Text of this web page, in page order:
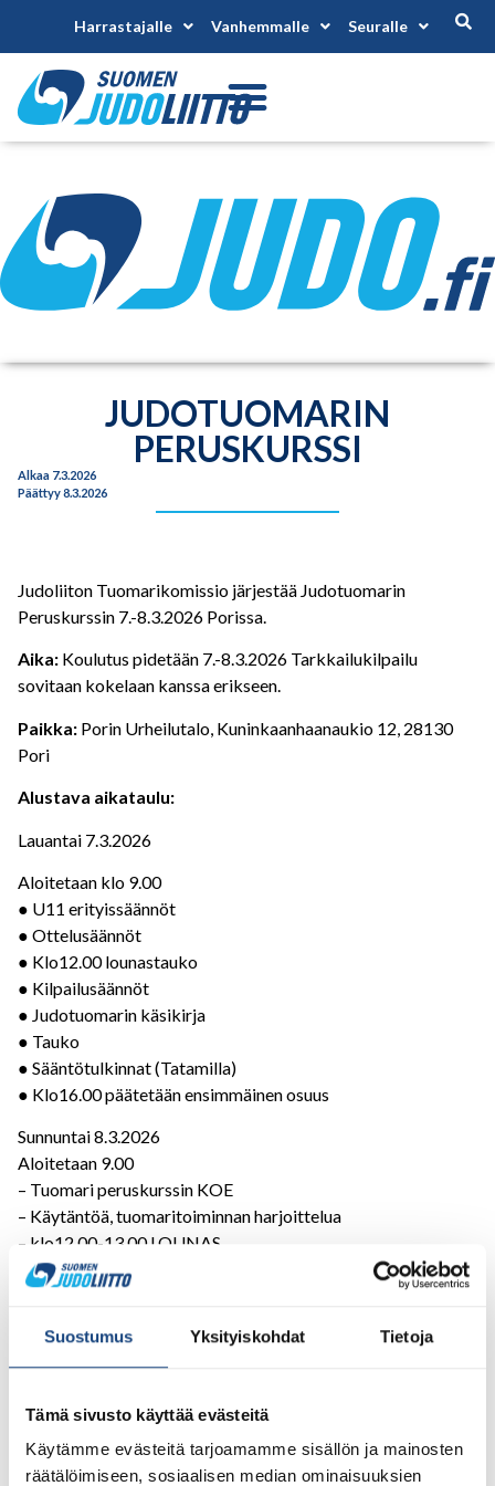
Suostumus Yksityiskohdat Tietoja
Tämä sivusto käyttää evästeitä
Käytämme evästeitä tarjoamamme sisällön ja mainosten
räätälöimiseen, sosiaalisen median ominaisuuksien
Harrastajalle Vanhemmalle Seuralle
JUDOTUOMARIN
PERUSKURSSI
Alkaa 7.3.2026
Päättyy 8.3.2026
Judoliiton Tuomarikomissio järjestää Judotuomarin
Peruskurssin 7.-8.3.2026 Porissa.
Aika: Koulutus pidetään 7.-8.3.2026 Tarkkailukilpailu
sovitaan kokelaan kanssa erikseen.
Paikka: Porin Urheilutalo, Kuninkaanhaanaukio 12, 28130
Pori
Alustava aikataulu:
Lauantai 7.3.2026
Aloitetaan klo 9.00
● U11 erityissäännöt
● Ottelusäännöt
● Klo12.00 lounastauko
● Kilpailusäännöt
● Judotuomarin käsikirja
● Tauko
● Sääntötulkinnat (Tatamilla)
● Klo16.00 päätetään ensimmäinen osuus
Sunnuntai 8.3.2026
Aloitetaan 9.00
– Tuomari peruskurssin KOE
– Käytäntöä, tuomaritoiminnan harjoittelua
– klo12.00-13.00 LOUNAS
– klo13.15- 15.15 teoria ja käytäntöä tatamilla salikisan
Hinta:Kurssimaksu on 120 € (ilman lisenssikoetta).
tuomarilisenssin, -solmion, -merkin ja -sukat sekä
pikeepaidan).